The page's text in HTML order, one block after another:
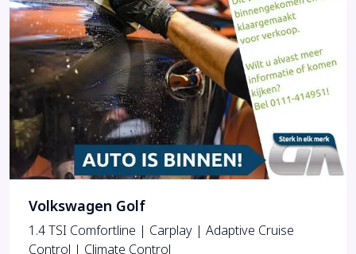
Volkswagen Golf
1.4 TSI Comfortline | Carplay | Adaptive Cruise
Control | Climate Control